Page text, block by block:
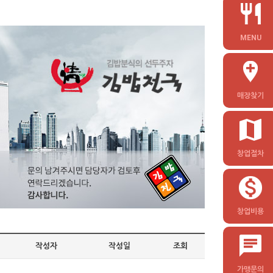
작성자 작성일 조회
MENU
매장찾기
창업절차
창업비용
가맹문의